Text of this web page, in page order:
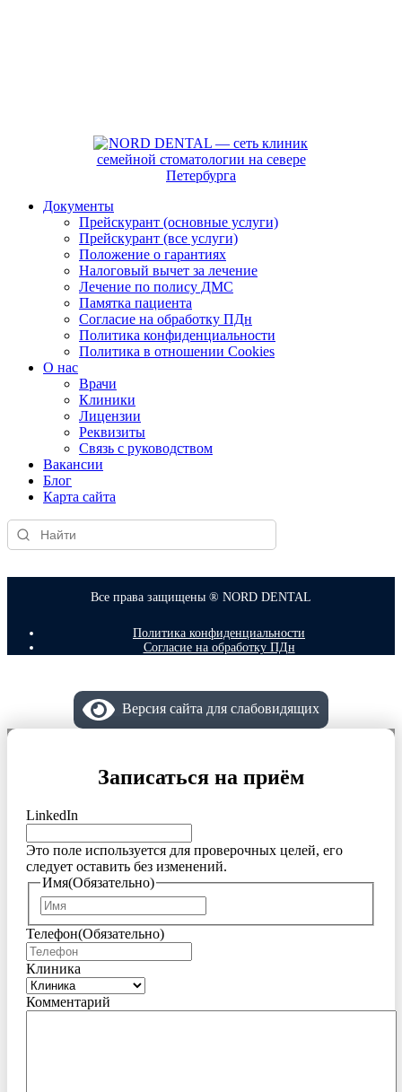
Документы
Прейскурант (основные услуги)
Прейскурант (все услуги)
Положение о гарантиях
Налоговый вычет за лечение
Лечение по полису ДМС
Памятка пациента
Согласие на обработку ПДн
Политика конфиденциальности
Политика в отношении Cookies
О нас
Врачи
Клиники
Лицензии
Реквизиты
Связь с руководством
Вакансии
Блог
Карта сайта
Все права защищены ® NORD DENTAL
Политика конфиденциальности
Согласие на обработку ПДн
Версия сайта для слабовидящих
Записаться на приём
LinkedIn
Это поле используется для проверочных целей, его
следует оставить без изменений.
Имя(Обязательно)
Телефон(Обязательно)
Клиника
Комментарий